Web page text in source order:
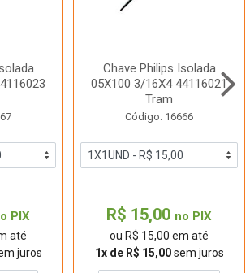
PIX
até
juros
Chave Philips Isolada
05X100 3/16X4 44116021
Tram
Código: 16666
R$ 15,00 no PIX
ou R$ 15,00 em até
1x de R$ 15,00sem juros